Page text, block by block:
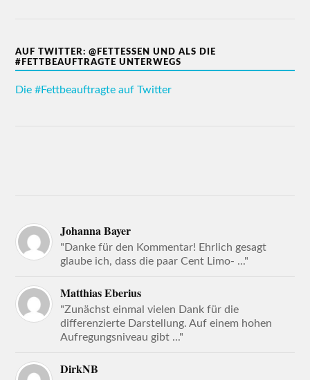
AUF TWITTER: @FETTESSEN UND ALS DIE
#FETTBEAUFTRAGTE UNTERWEGS
Die #Fettbeauftragte auf Twitter
Johanna Bayer
"Danke für den Kommentar! Ehrlich gesagt
glaube ich, dass die paar Cent Limo- ..."
Matthias Eberius
"Zunächst einmal vielen Dank für die
differenzierte Darstellung. Auf einem hohen
Aufregungsniveau gibt ..."
DirkNB